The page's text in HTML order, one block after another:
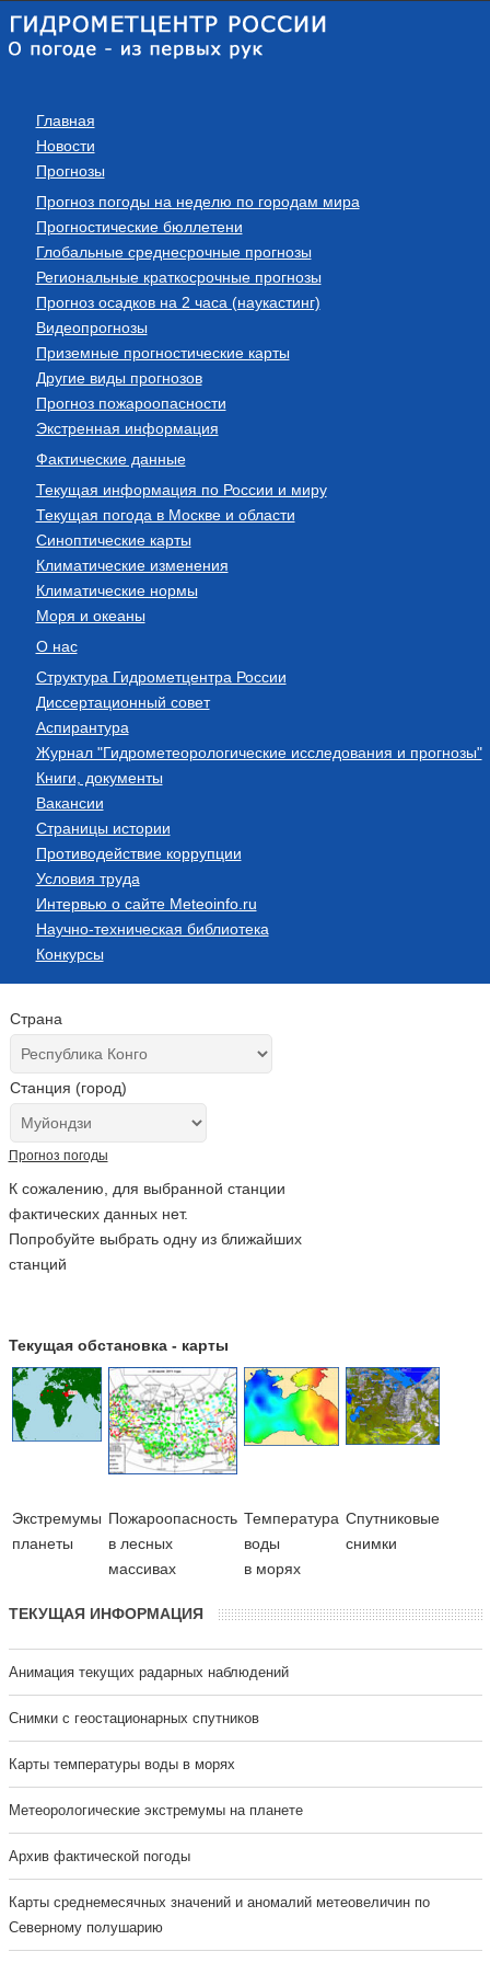
Главная
Новости
Прогнозы
Прогноз погоды на неделю по городам мира
Прогностические бюллетени
Глобальные среднесрочные прогнозы
Региональные краткосрочные прогнозы
Прогноз осадков на 2 часа (наукастинг)
Видеопрогнозы
Приземные прогностические карты
Другие виды прогнозов
Прогноз пожароопасности
Экстренная информация
Фактические данные
Текущая информация по России и миру
Текущая погода в Москве и области
Синоптические карты
Климатические изменения
Климатические нормы
Моря и океаны
О нас
Структура Гидрометцентра России
Диссертационный совет
Аспирантура
Журнал "Гидрометеорологические исследования и прогнозы"
Книги, документы
Вакансии
Страницы истории
Противодействие коррупции
Условия труда
Интервью о сайте Meteoinfo.ru
Научно-техническая библиотека
Конкурсы
Страна
Станция (город)
Прогноз погоды
К сожалению, для выбранной станции
фактических данных нет.
Попробуйте выбрать одну из ближайших
станций
Текущая обстановка - карты
Экстремумы
планеты
Пожароопасность
в лесных
массивах
Температура
воды
в морях
Cпутниковые
снимки
ТЕКУЩАЯ ИНФОРМАЦИЯ
Анимация текущих радарных наблюдений
Cнимки с геостационарных спутников
Карты температуры воды в морях
Метеорологические экстремумы на планете
Архив фактической погоды
Карты среднемесячных значений и аномалий метеовеличин по
Северному полушарию